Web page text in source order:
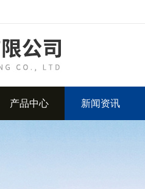
产品中心 新闻资讯